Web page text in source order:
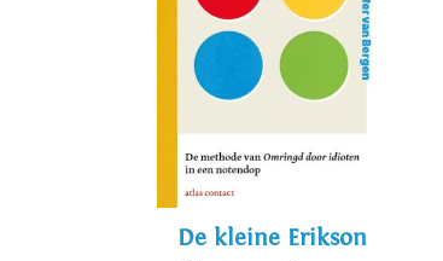
De kleine Erikson